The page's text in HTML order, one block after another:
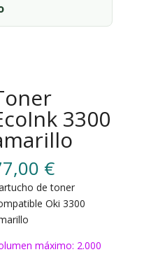
3300
€
de toner
Oki 3300
máximo: 2.000